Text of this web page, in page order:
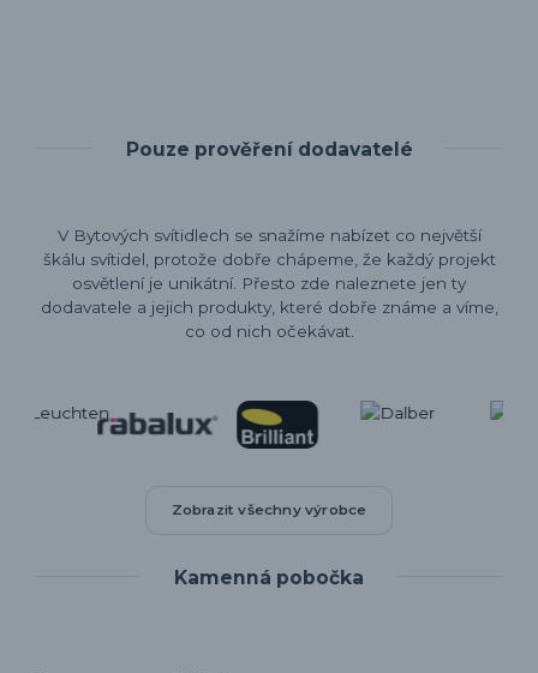
Pouze prověření dodavatelé
V Bytových svítidlech se snažíme nabízet co největší
škálu svítidel, protože dobře chápeme, že každý projekt
osvětlení je unikátní. Přesto zde naleznete jen ty
dodavatele a jejich produkty, které dobře známe a víme,
co od nich očekávat.
Zobrazit všechny výrobce
Kamenná pobočka